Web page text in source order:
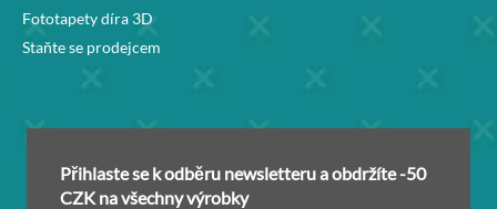
Fototapety díra 3D
Staňte se prodejcem
Přihlaste se k odběru newsletteru a obdržíte -50
CZK na všechny výrobky